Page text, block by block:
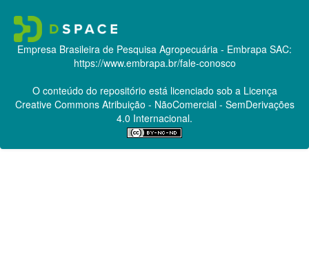
Empresa Brasileira de Pesquisa Agropecuária - Embrapa SAC:
https://www.embrapa.br/fale-conosco
O conteúdo do repositório está licenciado sob a Licença
Creative CommonsAtribuição - NãoComercial - SemDerivações
4.0 Internacional.